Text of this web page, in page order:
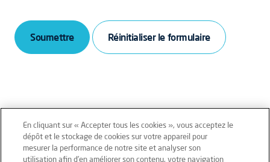
Soumettre
Mentions légales Conditions générales
En cliquant sur « Accepter tous les cookies », vous acceptez le
dépôt et le stockage de cookies sur votre appareil pour
mesurer la performance de notre site et analyser son
utilisation afin d’en améliorer son contenu, votre navigation